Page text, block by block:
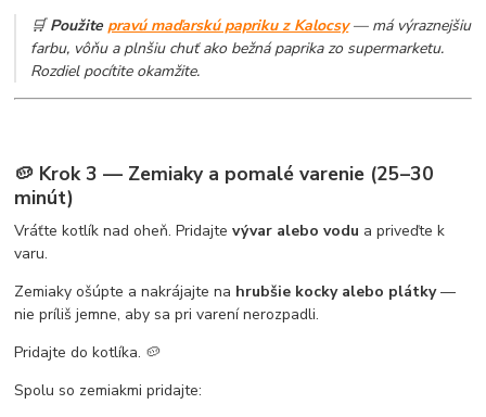
🛒Použitepravú maďarskú papriku z Kalocsy— má výraznejšiu
farbu, vôňu a plnšiu chuť ako bežná paprika zo supermarketu.
Rozdiel pocítite okamžite.
🥔 Krok 3 — Zemiaky a pomalé varenie (25–30
minút)
Vráťte kotlík nad oheň. Pridajtevývar alebo vodu a priveďte k
varu.
Zemiaky ošúpte a nakrájajte na hrubšie kocky alebo plátky—
nie príliš jemne, aby sa pri varení nerozpadli.
Pridajte do kotlíka. 🥔
Spolu so zemiakmi pridajte: